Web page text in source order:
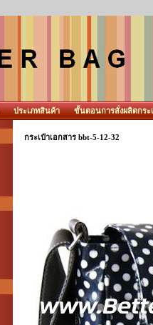
ประเภทสินค้า ขั้นตอนการสั่งผลิตกระ
กระเป๋าเอกสาร bbt-5-12-32